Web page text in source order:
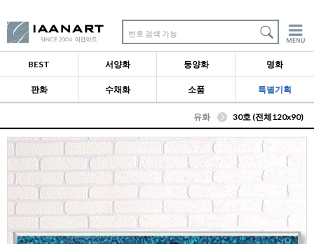
번호 검색 가능
BEST 서양화 동양화 명화
판화 수채화 소품 특별기획
유화 30호 (전체120x90)